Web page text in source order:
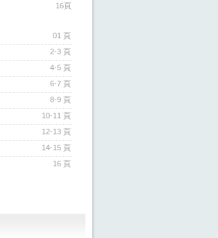
16頁
01 頁
2-3 頁
4-5 頁
6-7 頁
8-9 頁
10-11 頁
12-13 頁
14-15 頁
16 頁